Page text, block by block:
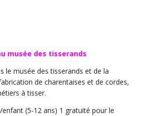
musée des tisserands
le musée des tisserands et de la
de charentaises et de cordes,
à tisser.
(5-12 ans) 1 gratuité pour le